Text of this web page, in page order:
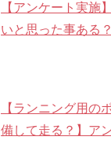
【アンケート実施
いと思った事ある？
【ランニング用の
備して走る？】ア